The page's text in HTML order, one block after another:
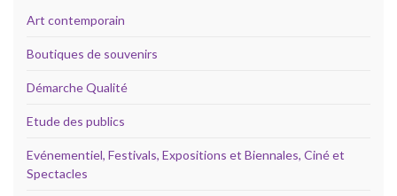
Art contemporain
Boutiques de souvenirs
Démarche Qualité
Etude des publics
Evénementiel, Festivals, Expositions et Biennales, Ciné et
Spectacles